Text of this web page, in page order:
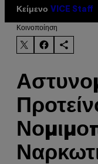
Κείμενο VICE Staff
Kοινοποίηση